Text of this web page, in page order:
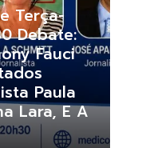
Terça-
Debate:
Fauci
Paula
Lara, E A